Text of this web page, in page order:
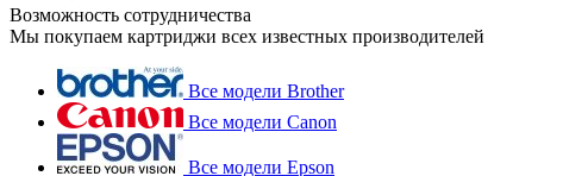
Возможность сотрудничества
Мы покупаем картриджи всех известных производителей
Все модели Brother
Все модели Canon
Все модели Epson